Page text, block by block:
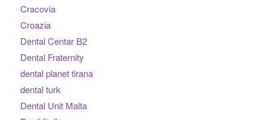
Cracovia
Croazia
Dental Centar B2
Dental Fraternity
dental planet tirana
dental turk
Dental Unit Malta